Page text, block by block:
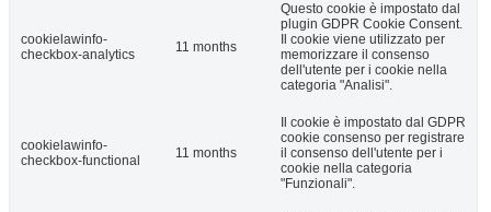
cookielawinfo-
checkbox-analytics
11 months
Questo cookie è impostato dal
plugin GDPR Cookie Consent.
Il cookie viene utilizzato per
memorizzare il consenso
dell'utente per i cookie nella
categoria "Analisi".
cookielawinfo-
checkbox-functional
11 months
Il cookie è impostato dal GDPR
cookie consenso per registrare
il consenso dell'utente per i
cookie nella categoria
"Funzionali".